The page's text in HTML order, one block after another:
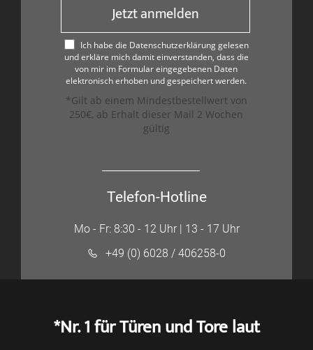
Jetzt anmelden
Ich habe die Datenschutzerklärung gelesen
und erkläre mich damit einverstanden, dass die
von mir im Formular eingegebenen Daten
elektronisch erhoben und gespeichert werden.
*Gilt ab einem Mindestbestellwert von
250€, ab Erhalt dieser Mail 2 Wochen
gültig
Telefon-Hotline
Mo - Fr: 8:30 - 12 Uhr | 13 - 17 Uhr
+49 (0) 6028 / 406258-0
*Nr. 1 für Türen und Tore laut